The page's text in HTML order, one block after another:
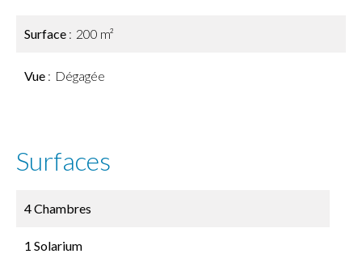
Surface 200 m²
Vue Dégagée
Surfaces
4 Chambres
1 Solarium